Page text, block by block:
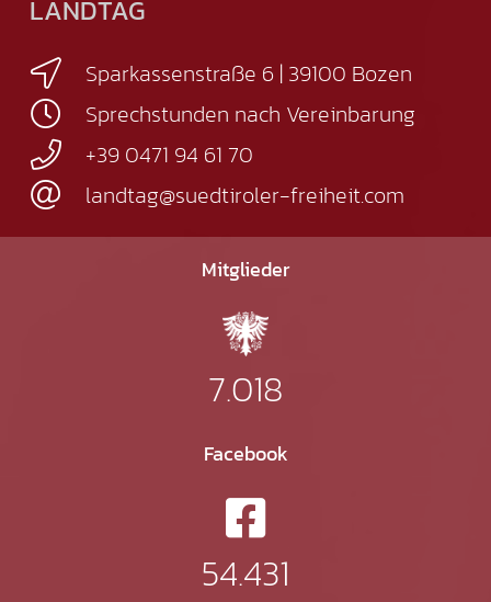
LANDTAG
Sparkassenstraße 6 | 39100 Bozen
Sprechstunden nach Vereinbarung
+39 0471 94 61 70
landtag@suedtiroler-freiheit.com
Mitglieder
7.018
Facebook
54.431